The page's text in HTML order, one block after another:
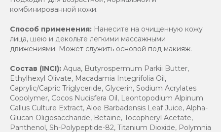
комбинированной кожи.
Способ применения: Нанесите на очищенную кожу
лица, шею и декольте легкими массажными
движениями. Может служить основой под макияж.
Состав (INCI): Aqua, Butyrospermum Parkii Butter,
Ethylhexyl Olivate, Macadamia Integrifolia Oil,
Caprylic/Capric Triglyceride, Glycerin, Sodium Acrylates
Copolymer, Cocos Nucisfera Oil, Leontopodium Alpinum
Callus Culture Extract, Aloe Barbadensis Leaf Juice, Alpha-
Glucan Oligosaccharide, Betaine, Tocopheryl Acetate,
Panthenol, Sh-Polypeptide-82, Titanium Dioxide, Polymnia